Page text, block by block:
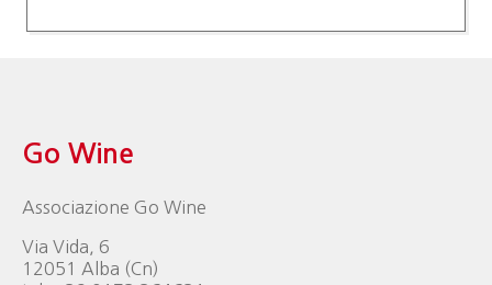
Go Wine
Associazione Go Wine
Via Vida, 6
12051 Alba (Cn)